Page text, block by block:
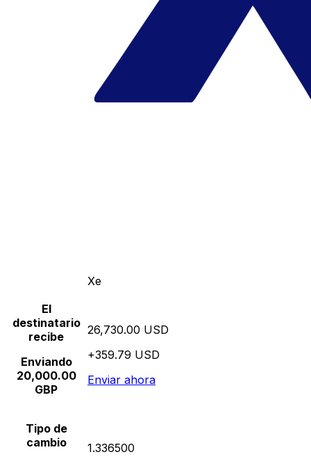
Xe
El
destinatario
recibe
Enviando
20,000.00
GBP
26,730.00 USD
+359.79 USD
Enviar ahora
Tipo de
cambio
1.336500